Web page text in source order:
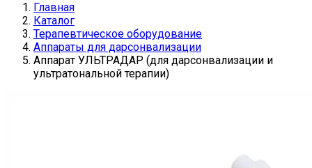
Главная
Каталог
Терапевтическое оборудование
Аппараты для дарсонвализации
Аппарат УЛЬТРАДАР (для дарсонвализации и
ультратональной терапии)